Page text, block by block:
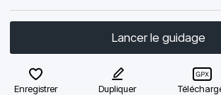
Lancer le guidage
Enregistrer Dupliquer